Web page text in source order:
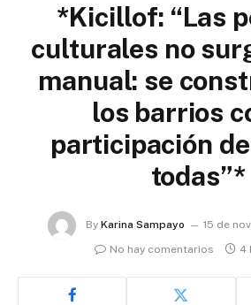
*Kicillof: “Las
culturales no
manual: se
los barrios
participación
todas”*
By Karina Sampayo
15 de
No hay comentarios
4